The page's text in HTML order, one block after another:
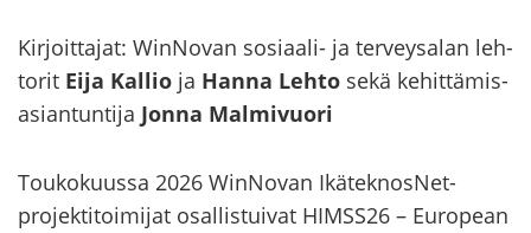
Kir­joit­ta­jat: WinNovan sosiaali-​ ja ter­vey­sa­lan leh­
to­rit Eija Kal­lio ja Hanna Lehto sekä ke­hit­tä­mis­
asian­tun­ti­ja Jonna Mal­mi­vuo­ri
Tou­ko­kuus­sa 2026 WinNovan IkäteknosNet-​
projektitoimijat osal­lis­tui­vat HIMSS26 – Eu­ro­pean